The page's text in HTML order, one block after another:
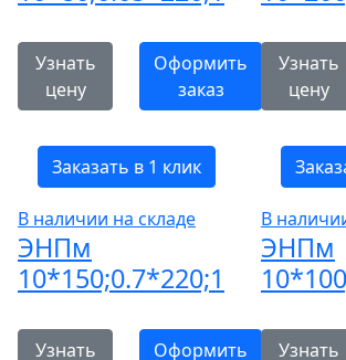
Узнать
цену
Оформить
заказ
Заказать в 1 клик
Узнать
цену
В наличии на складе
ЭНПм
10*150;0.7*220;1
Узнать Оформить
В
ЭНПм
Узнать